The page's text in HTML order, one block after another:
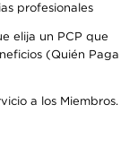
profesionales
elija un PCP que
(Quién Paga
a los Miembros.